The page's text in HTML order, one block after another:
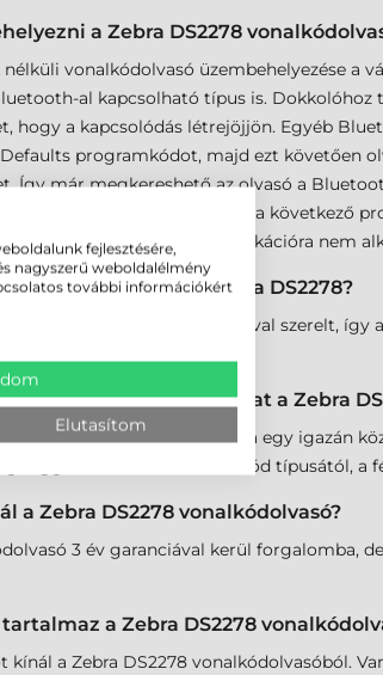
a Zebra DS2278
nélküli vonalkódolvasó üzembehelyezése
al kapcsolható típus is.
hogy a kapcsolódás létrejöjjön. Egyéb
programkódot, majd ezt követően
Így már megkereshető az olvasó a
megőrzésre kerülnek a következő
usb csatlakozó kommunikációra nem
tud olvasni a Zebra DS2278?
leolvasó Area Imager optikával szerelt,
olvasni a vonalkódokat a Zebra
DS2278 vonalkód olvasóba egy igazán
függ az alkalmazott vonalkód típusától,
a Zebra DS2278 vonalkódolvasó?
3 év garanciával kerül forgalomba,
a Zebra DS2278
a Zebra DS2278 vonalkódolvasóból.
fejlesztésére,
nagyszerű weboldalélmény
további információkért
Elutasítom